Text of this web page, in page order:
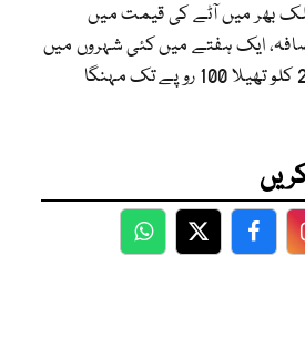
بھر میں آٹے کی قیمت میں
ایک ہفتے میں کئی شہروں میں
مہنگا
WhatsApp
Twitter